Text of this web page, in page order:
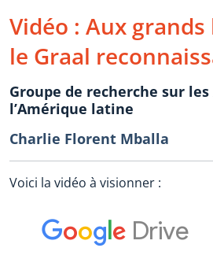
Vidéo : Aux
le Graal
Groupe de recherche sur
l’Amérique latine
Charlie Florent Mballa
Voici la vidéo à visionner :